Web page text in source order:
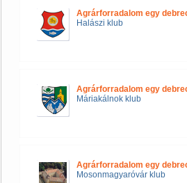
Agrárforradalom egy
Halászi klub
Agrárforradalom egy
Máriakálnok klub
Agrárforradalom egy
Mosonmagyaróvár klub